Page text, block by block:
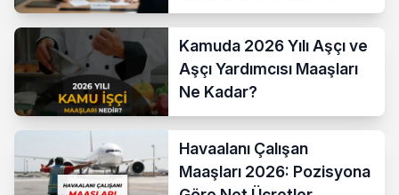
Karşılaştırması
Kamuda 2026 Yılı Aşçı ve
Aşçı Yardımcısı Maaşları
Ne Kadar?
Havaalanı Çalışan
Maaşları 2026: Pozisyona